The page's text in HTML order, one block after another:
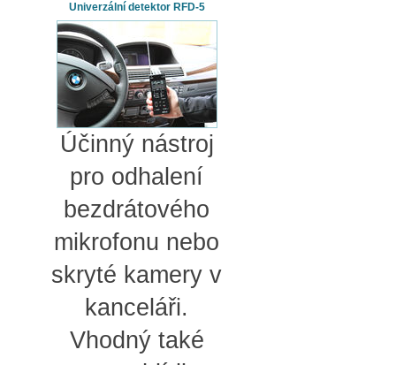
Univerzální detektor RFD-5
Účinný nástroj
pro odhalení
bezdrátového
mikrofonu nebo
skryté kamery v
kanceláři.
Vhodný také